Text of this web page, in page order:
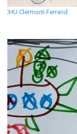
CHU Clermont-Ferrand